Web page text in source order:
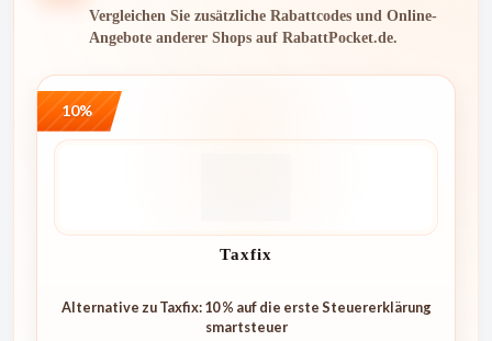
Vergleichen Sie zusätzliche Rabattcodes und Online-
Angebote anderer Shops auf RabattPocket.de.
10%
Taxfix
Alternative zu Taxfix: 10 % auf die erste Steuererklärung
smartsteuer